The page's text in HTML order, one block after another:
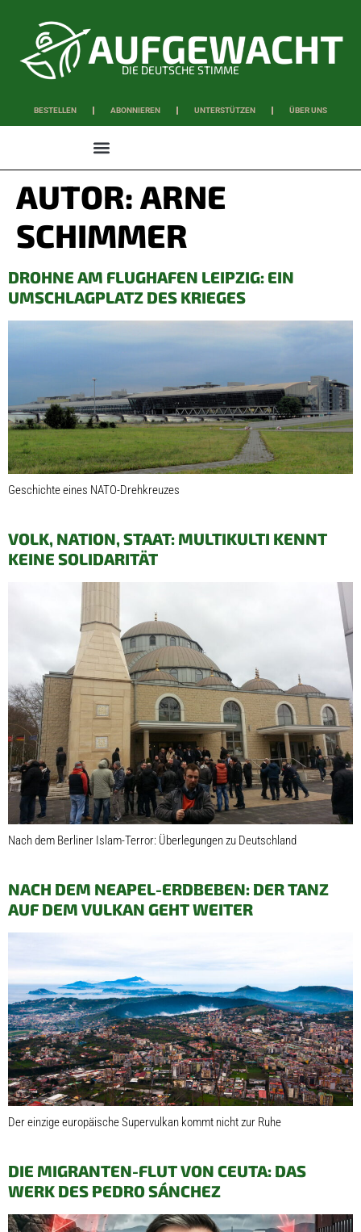
DIE DEUTSCHE STIMME
BESTELLEN ABONNIEREN UNTERSTÜTZEN ÜBER UNS
AUTOR: ARNE
SCHIMMER
DROHNE AM FLUGHAFEN LEIPZIG: EIN
UMSCHLAGPLATZ DES KRIEGES
Geschichte eines NATO-Drehkreuzes
VOLK, NATION, STAAT: MULTIKULTI KENNT
KEINE SOLIDARITÄT
Nach dem Berliner Islam-Terror: Überlegungen zu Deutschland
NACH DEM NEAPEL-ERDBEBEN: DER TANZ
AUF DEM VULKAN GEHT WEITER
Der einzige europäische Supervulkan kommt nicht zur Ruhe
DIE MIGRANTEN-FLUT VON CEUTA: DAS
WERK DES PEDRO SÁNCHEZ